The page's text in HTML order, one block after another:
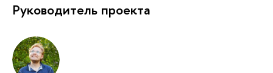
Руководитель проекта